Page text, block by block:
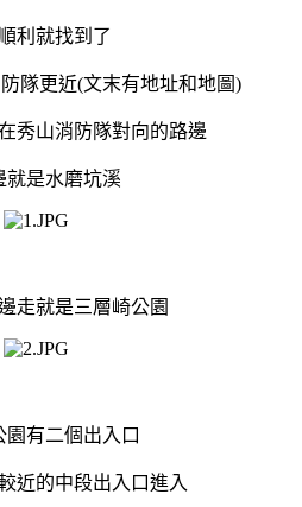
利就找到了
隊更近(文末有地址和地圖)
秀山消防隊對向的路邊
就是水磨坑溪
走就是三層崎公園
園有二個出入口
近的中段出入口進入